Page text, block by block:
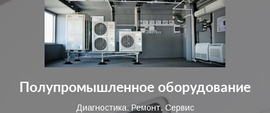
Полупромышленное оборудование
Диагностика. Ремонт. Сервис